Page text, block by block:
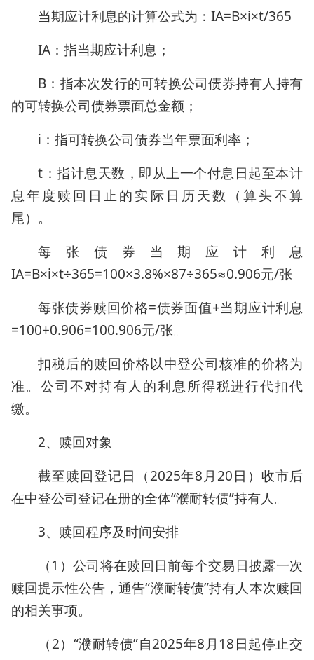
当期应计利息的计算公式为：IA=B×i×t/365
IA：指当期应计利息；
B：指本次发行的可转换公司债券持有人持有
的可转换公司债券票面总金额；
i：指可转换公司债券当年票面利率；
t：指计息天数，即从上一个付息日起至本计
息年度赎回日止的实际日历天数（算头不算
尾）。
每张债券当期应计利息
IA=B×i×t÷365=100×3.8%×87÷365≈0.906元/张
每张债券赎回价格=债券面值+当期应计利息
=100+0.906=100.906元/张。
扣税后的赎回价格以中登公司核准的价格为
准。公司不对持有人的利息所得税进行代扣代
缴。
2、赎回对象
截至赎回登记日（2025年8月20日）收市后
在中登公司登记在册的全体“濮耐转债”持有人。
3、赎回程序及时间安排
（1）公司将在赎回日前每个交易日披露一次
赎回提示性公告，通告“濮耐转债”持有人本次赎回
的相关事项。
（2）“濮耐转债”自2025年8月18日起停止交